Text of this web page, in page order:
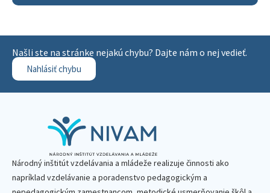
Našli ste na stránke nejakú chybu? Dajte nám o nej vedieť.
Nahlásiť chybu
Národný inštitút vzdelávania a mládeže realizuje činnosti ako
napríklad vzdelávanie a poradenstvo pedagogickým a